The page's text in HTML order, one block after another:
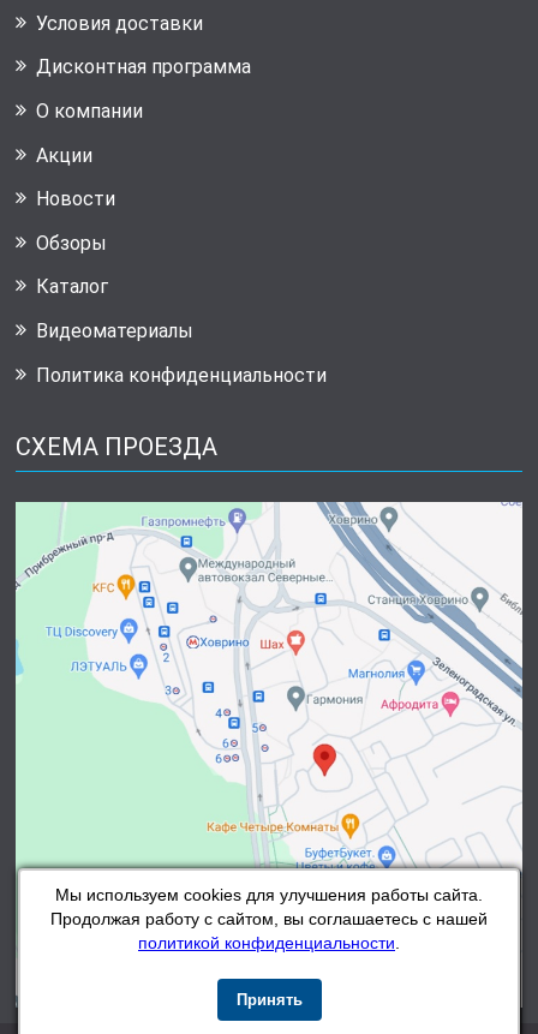
Мы используем cookies для улучшения работы сайта.
Продолжая работу с сайтом, вы соглашаетесь с нашей
политикой конфиденциальности
Принять
Условия доставки
Дисконтная программа
О компании
Акции
Новости
Обзоры
Каталог
Видеоматериалы
Политика конфиденциальности
СХЕМА ПРОЕЗДА